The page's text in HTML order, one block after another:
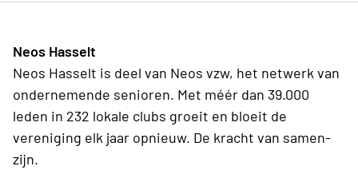
Neos Hasselt
Neos Hasselt is deel van Neos vzw, het netwerk van
ondernemende senioren. Met méér dan 39.000
leden in 232 lokale clubs groeit en bloeit de
vereniging elk jaar opnieuw. De kracht van samen-
zijn.